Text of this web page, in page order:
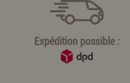
Expédition possible :